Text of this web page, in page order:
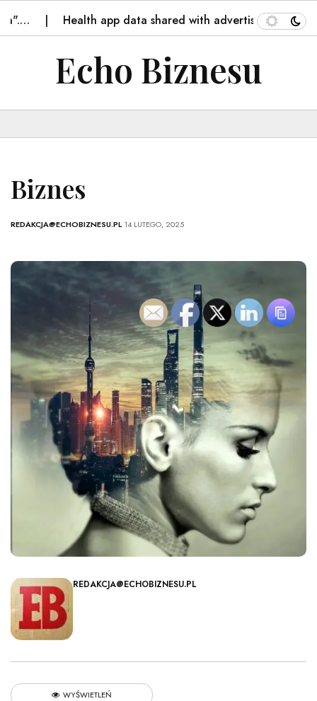
Health app data shared with advertisers despite
Echo Biznesu
Biznes
REDAKCJA@ECHOBIZNESU.PL14 LUTEGO, 2025
REDAKCJA@ECHOBIZNESU.PL
WYŚWIETLEŃ